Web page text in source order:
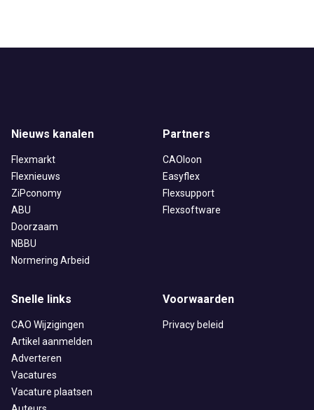
Nieuws kanalen
Flexmarkt
Flexnieuws
ZiPconomy
ABU
Doorzaam
NBBU
Normering Arbeid
Partners
CAOloon
Easyflex
Flexsupport
Flexsoftware
Snelle links
CAO Wijzigingen
Artikel aanmelden
Adverteren
Vacatures
Vacature plaatsen
Voorwaarden
Privacy beleid